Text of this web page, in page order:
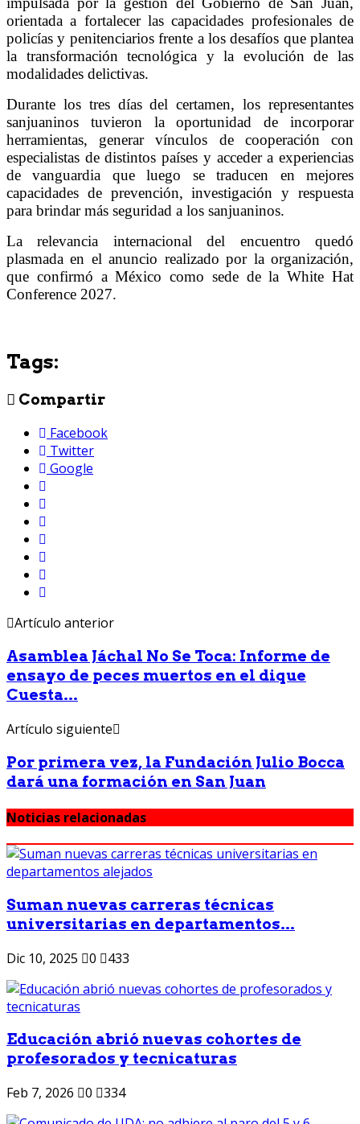
orientada a fortalecer las capacidades profesionales de
policías y penitenciarios frente a los desafíos que plantea
la transformación tecnológica y la evolución de las
modalidades delictivas.
Durante los tres días del certamen, los representantes
sanjuaninos tuvieron la oportunidad de incorporar
herramientas, generar vínculos de cooperación con
especialistas de distintos países y acceder a experiencias
de vanguardia que luego se traducen en mejores
capacidades de prevención, investigación y respuesta
para brindar más seguridad a los sanjuaninos.
La relevancia internacional del encuentro quedó
plasmada en el anuncio realizado por la organización,
que confirmó a México como sede de la White Hat
Conference 2027.
Tags:
Compartir
Facebook
Twitter
Google
Artículo anterior
Asamblea Jáchal No Se Toca: Informe de
ensayo de peces muertos en el dique
Cuesta...
Artículo siguiente
Por primera vez, la Fundación Julio Bocca
dará una formación en San Juan
Noticias relacionadas
Suman nuevas carreras técnicas
universitarias en departamentos...
Dic 10, 2025 0 433
Educación abrió nuevas cohortes de
profesorados y tecnicaturas
Feb 7, 2026 0 334